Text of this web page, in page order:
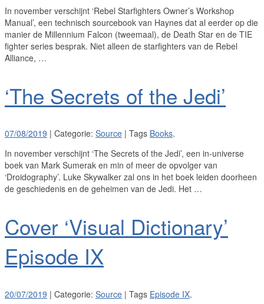
In november verschijnt ‘Rebel Starfighters Owner’s Workshop
Manual’, een technisch sourcebook van Haynes dat al eerder op die
manier de Millennium Falcon (tweemaal), de Death Star en de TIE
fighter series besprak. Niet alleen de starfighters van de Rebel
Alliance, …
‘The Secrets of the Jedi’
07/08/2019 | Categorie: Source | Tags Books.
In november verschijnt ‘The Secrets of the Jedi’, een in-universe
boek van Mark Sumerak en min of meer de opvolger van
‘Droidography’. Luke Skywalker zal ons in het boek leiden doorheen
de geschiedenis en de geheimen van de Jedi. Het …
Cover ‘Visual Dictionary’
Episode IX
20/07/2019 | Categorie: Source | Tags Episode IX.